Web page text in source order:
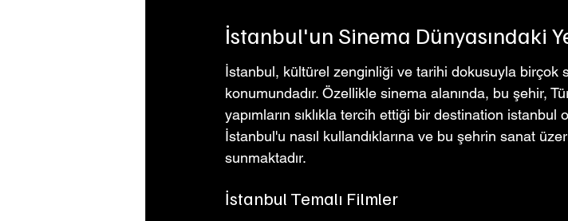
İstanbul'un Sinema Dünyasındaki
İstanbul, kültürel zenginliği ve tarihi dokusuyla birçok
konumundadır. Özellikle sinema alanında, bu şehir,
yapımların sıklıkla tercih ettiği bir destination
İstanbul'u nasıl kullandıklarına ve bu şehrin sanat
sunmaktadır.
İstanbul Temalı Filmler